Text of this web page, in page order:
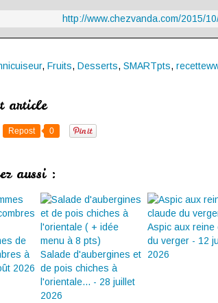
http://www.chezvanda.com/2015/
, Fruits, Desserts, SMARTpts,
article
Repost 0
aussi :
de
à
2026
Salade d'aubergines et
de pois chiches à
l'orientale... - 28 juillet
2026
Aspic aux reine
du verger - 12
2026